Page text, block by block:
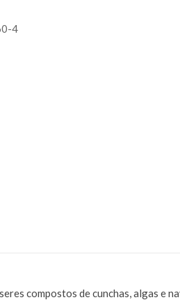
4
compostos de cunchas, algas e